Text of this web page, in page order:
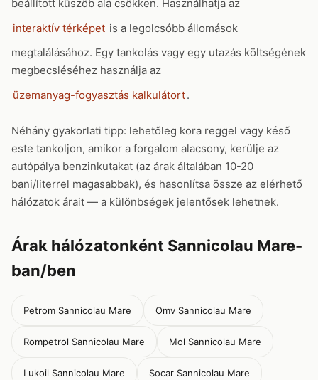
beállított küszöb alá csökken. Használhatja az
interaktív térképet is a legolcsóbb állomások
megtalálásához. Egy tankolás vagy egy utazás költségének
megbecsléséhez használja az
üzemanyag-fogyasztás kalkulátort.
Néhány gyakorlati tipp: lehetőleg kora reggel vagy késő
este tankoljon, amikor a forgalom alacsony, kerülje az
autópálya benzinkutakat (az árak általában 10-20
bani/literrel magasabbak), és hasonlítsa össze az elérhető
hálózatok árait — a különbségek jelentősek lehetnek.
Árak hálózatonként Sannicolau Mare-
ban/ben
Petrom Sannicolau Mare Omv Sannicolau Mare
Rompetrol Sannicolau Mare Mol Sannicolau Mare
Lukoil Sannicolau Mare Socar Sannicolau Mare